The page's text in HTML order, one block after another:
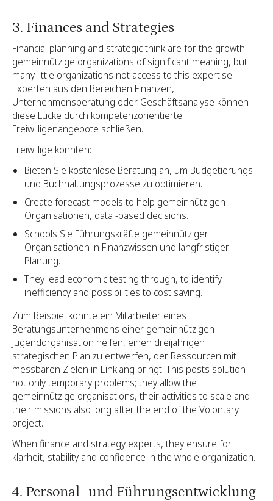
3. Finances and Strategies
Financial planning and strategic think are for the growth
gemeinnützige organizations of significant meaning, but
many little organizations not access to this expertise.
Experten aus den Bereichen Finanzen,
Unternehmensberatung oder Geschäftsanalyse können
diese Lücke durch kompetenzorientierte
Freiwilligenangebote schließen.
Freiwillige könnten:
Bieten Sie kostenlose Beratung an, um Budgetierungs-
und Buchhaltungsprozesse zu optimieren.
Create forecast models to help gemeinnützigen
Organisationen, data -based decisions.
Schools Sie Führungskräfte gemeinnütziger
Organisationen in Finanzwissen und langfristiger
Planung.
They lead economic testing through, to identify
inefficiency and possibilities to cost saving.
Zum Beispiel könnte ein Mitarbeiter eines
Beratungsunternehmens einer gemeinnützigen
Jugendorganisation helfen, einen dreijährigen
strategischen Plan zu entwerfen, der Ressourcen mit
messbaren Zielen in Einklang bringt. This posts solution
not only temporary problems; they allow the
gemeinnützige organisations, their activities to scale and
their missions also long after the end of the Volontary
project.
When finance and strategy experts, they ensure for
klarheit, stability and confidence in the whole organization.
4. Personal- und Führungsentwicklung